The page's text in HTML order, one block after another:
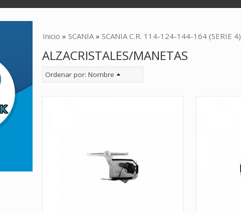
Inicio » SCANIA» SCANIA C.R. 114-124-144-164 (SERIE 4)
ALZACRISTALES/MANETAS
Ordenar por: Nombre